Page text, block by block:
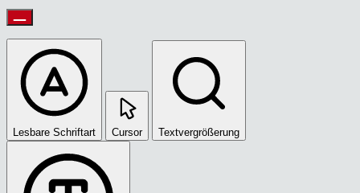
Lesbare Schriftart Cursor Textvergrößerung